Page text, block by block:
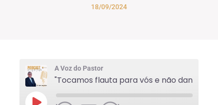
18/09/2024
A Voz do Pastor